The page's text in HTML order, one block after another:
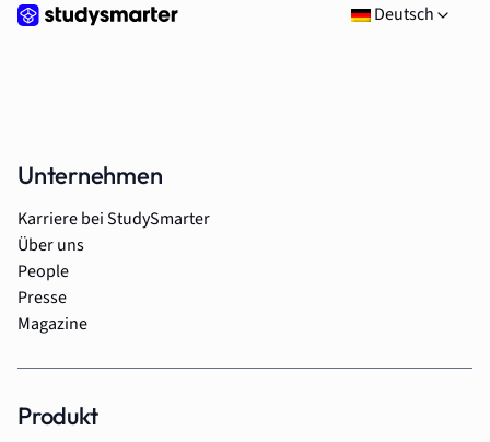
Deutsch
Unternehmen
Karriere bei StudySmarter
Über uns
People
Presse
Magazine
Produkt